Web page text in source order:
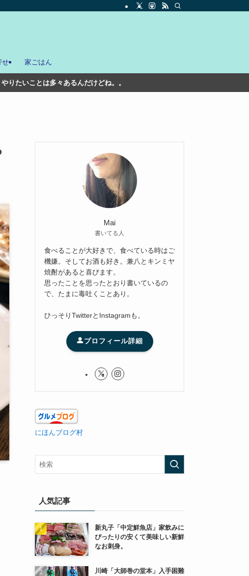
せ 家ごはん
どね。。
Mai
書いてる人
食べることが大好きで、食べている時はご
機嫌。そしてお酒も好き。兼八とキンミヤ
焼酎があると喜びます。
思ったことを思ったとおり書いているの
で、たまに毒吐くことあり。
ひっそりTwitterとInstagramも。
プロフィール詳細
にほんブログ村
人気記事
新丸子「中定鮮魚店」家飲みに
ぴったりの安くて美味しい新鮮
なお刺身。
川崎「大師巻の堂本」入手困難